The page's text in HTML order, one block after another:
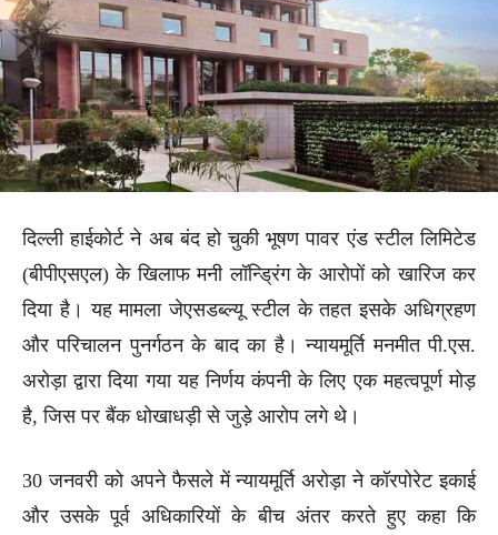
दिल्ली हाईकोर्ट ने अब बंद हो चुकी भूषण पावर एंड स्टील लिमिटेड
(बीपीएसएल) के खिलाफ मनी लॉन्ड्रिंग के आरोपों को खारिज कर
दिया है। यह मामला जेएसडब्ल्यू स्टील के तहत इसके अधिग्रहण
और परिचालन पुनर्गठन के बाद का है। न्यायमूर्ति मनमीत पी.एस.
अरोड़ा द्वारा दिया गया यह निर्णय कंपनी के लिए एक महत्वपूर्ण मोड़
है, जिस पर बैंक धोखाधड़ी से जुड़े आरोप लगे थे।
30 जनवरी को अपने फैसले में न्यायमूर्ति अरोड़ा ने कॉरपोरेट इकाई
और उसके पूर्व अधिकारियों के बीच अंतर करते हुए कहा कि